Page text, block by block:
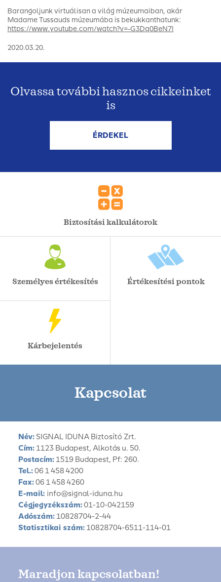
Barangoljunk virtuálisan a világ múzeumaiban, akár
Madame Tussauds múzeumába is bekukkanthatunk:
https://www.youtube.com/watch?v=-G3Dq0BeN7I
2020.03.20.
Olvassa további hasznos cikkeinket
is
ÉRDEKEL
Biztosítási kalkulátorok
Személyes értékesítés Értékesítési pontok
Kárbejelentés
Kapcsolat
Név: SIGNAL IDUNA Biztosító Zrt.
Cím: 1123 Budapest, Alkotás u. 50.
Postacím: 1519 Budapest, Pf: 260.
Tel.:06 1 458 4200
Fax:06 1 458 4260
E-mail: info@signal-iduna.hu
Cégjegyzékszám:01-10-042159
Adószám: 10828704-2-44
Statisztikai szám: 10828704-6511-114-01
Maradjon kapcsolatban!